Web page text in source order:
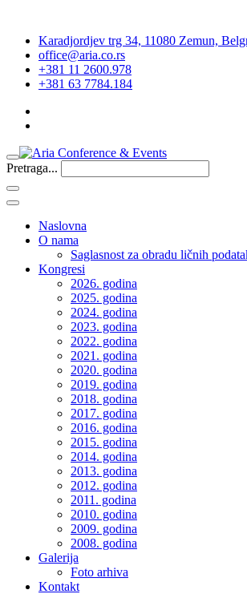
Karadjordjev trg 34, 11080 Zemun,
office@aria.co.rs
+381 11 2600.978
+381 63 7784.184
Pretraga...
Naslovna
O nama
Saglasnost za obradu ličnih
Kongresi
2026. godina
2025. godina
2024. godina
2023. godina
2022. godina
2021. godina
2020. godina
2019. godina
2018. godina
2017. godina
2016. godina
2015. godina
2014. godina
2013. godina
2012. godina
2011. godina
2010. godina
2009. godina
2008. godina
Galerija
Foto arhiva
Kontakt